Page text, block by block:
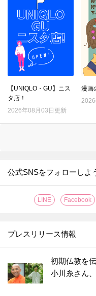
【UNIQLO・GU】ニス
タ店！
2026年08月03日更新
漫画
公式SNSをフォローしよ
LINE Facebook
プレスリリース情報
初期仏教を
小川糸さん